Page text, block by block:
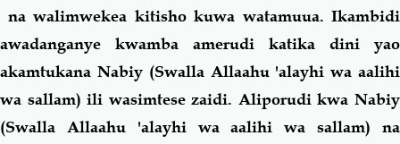
na walimwekea kitisho kuwa watamuua. Ikambidi
awadanganye kwamba amerudi katika dini yao
akamtukana Nabiy (Swalla Allaahu 'alayhi wa aalihi
wa sallam) ili wasimtese zaidi. Aliporudi kwa Nabiy
(Swalla Allaahu 'alayhi wa aalihi wa sallam) na